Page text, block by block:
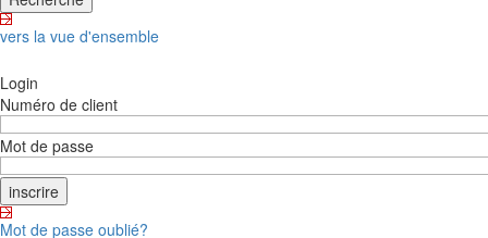
vers la vue d'ensemble
Login
Numéro de client
Mot de passe
Mot de passe oublié?